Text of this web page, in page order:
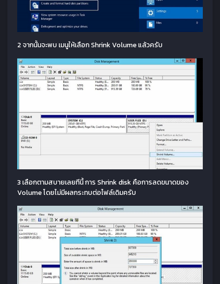
2 จากนั้นจะพบ เมนูให้เลือก Shrink Volume แล้วครับ
3 เลือกตามสบายเลยทีนี้ การ Shrink disk คือการลดขนาดของ
Volume โดยไม่มีผลกระทบต่อไฟล์เดิมครับ